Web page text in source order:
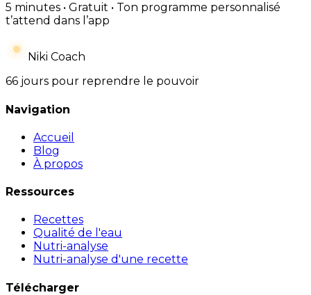
5 minutes • Gratuit • Ton programme personnalisé
t’attend dans l’app
Niki Coach
66 jours pour reprendre le pouvoir
Navigation
Accueil
Blog
À propos
Ressources
Recettes
Qualité de l'eau
Nutri-analyse
Nutri-analyse d'une recette
Télécharger